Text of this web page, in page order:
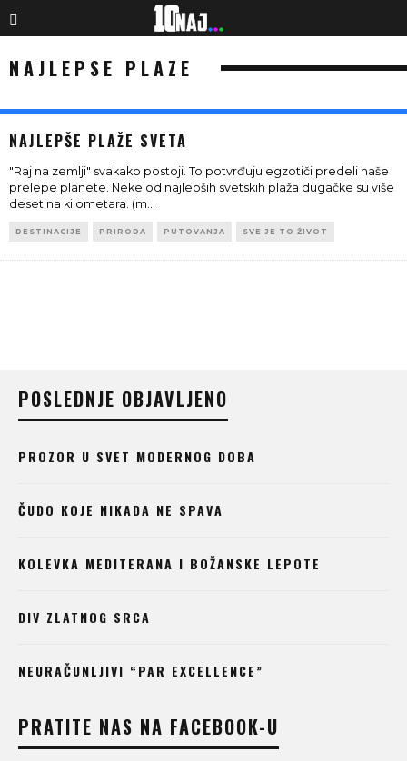
NAJLEPSE PLAZE
NAJLEPŠE PLAŽE SVETA
"Raj na zemlji" svakako postoji. To potvrđuju egzotiči predeli naše
prelepe planete. Neke od najlepših svetskih plaža dugačke su više
desetina kilometara. (m...
DESTINACIJE PRIRODA PUTOVANJA SVE JE TO ŽIVOT
POSLEDNJE OBJAVLJENO
PROZOR U SVET MODERNOG DOBA
ČUDO KOJE NIKADA NE SPAVA
KOLEVKA MEDITERANA I BOŽANSKE LEPOTE
DIV ZLATNOG SRCA
NEURAČUNLJIVI “PAR EXCELLENCE”
PRATITE NAS NA FACEBOOK-U